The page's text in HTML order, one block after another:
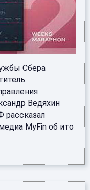
Сбера
Ведяхин
рассказал
MyFin об ито